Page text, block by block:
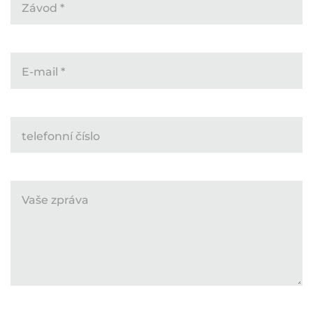
Závod *
E-mail *
telefonní číslo
Vaše zpráva